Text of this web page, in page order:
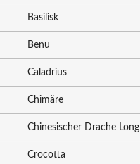
Basilisk
Benu
Caladrius
Chimäre
Chinesischer Drache Long
Crocotta